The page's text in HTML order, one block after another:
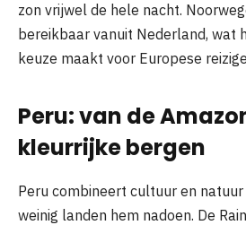
zon vrijwel de hele nacht.
bereikbaar vanuit Nederland, wat
keuze maakt voor Europese
Peru: van de
kleurrijke bergen
Peru combineert cultuur en
weinig landen hem nadoen. De